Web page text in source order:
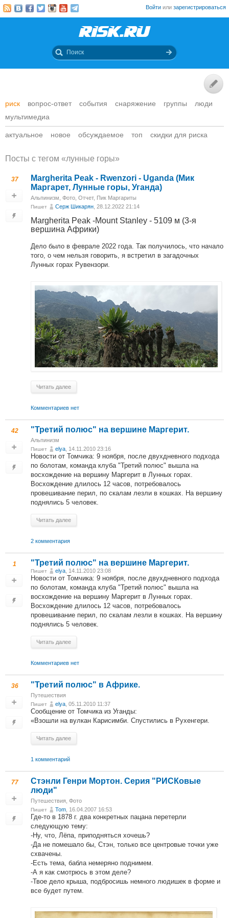
Войти или зарегистрироваться
риск вопрос-ответ события снаряжение группы
люди
мультимедиа
актуальное новое обсуждаемое топ скидки для риска
Посты c тегом «лунные горы»
37
Margherita Peak - Rwenzori - Uganda (Мик
Маргарет, Лунные горы, Уганда)
Альпинизм Фото Отчет, Пик Маргариты
Пишет Серж Шикарян , 28.12.2022 21:14
Margherita Peak -Mount Stanley - 5109 м (3-я
вершина Африки)
Дело было в феврале 2022 года. Так получилось, что начало
того, о чем нельзя говорить, я встретил в загадочных
Лунных горах Рувензори.
Читать далее
Комментариев нет
42 "Третий полюс" на вершине Маргерит.
Альпинизм
Пишет elya , 14.11.2010 23:16
Новости от Томчика: 9 ноября, после двухдневного подхода
по болотам, команда клуба "Третий полюс" вышла на
восхождение на вершину Маргерит в Лунных горах.
Восхождение длилось 12 часов, потребовалось
провешивание перил, по скалам лезли в кошках. На вершину
поднялись 5 человек.
Читать далее
2 комментария
1 "Третий полюс" на вершине Маргерит.
Пишет elya , 14.11.2010 23:08
Новости от Томчика: 9 ноября, после двухдневного подхода
по болотам, команда клуба "Третий полюс" вышла на
восхождение на вершину Маргерит в Лунных горах.
Восхождение длилось 12 часов, потребовалось
провешивание перил, по скалам лезли в кошках. На вершину
поднялись 5 человек.
Читать далее
Комментариев нет
36 "Третий полюс" в Африке.
Путешествия
Пишет elya , 05.11.2010 11:37
Сообщение от Томчика из Уганды:
«Взошли на вулкан Карисимби. Спустились в Рухенгери.
Читать далее
1 комментарий
77
Стэнли Генри Мортон. Серия "РИСКовые
люди"
Путешествия Фото
Пишет Tom , 16.04.2007 16:53
Где-то в 1878 г. два конкретных пацана перетерли
следующую тему:
-Ну, что, Лёпа, приподняться хочешь?
-Да не помешало бы, Стэн, только все центровые точки уже
схвачены.
-Есть тема, бабла немеряно поднимем.
-А я как смотрюсь в этом деле?
-Твое дело крыша, подбросишь немного людишек в форме и
все будет путем.